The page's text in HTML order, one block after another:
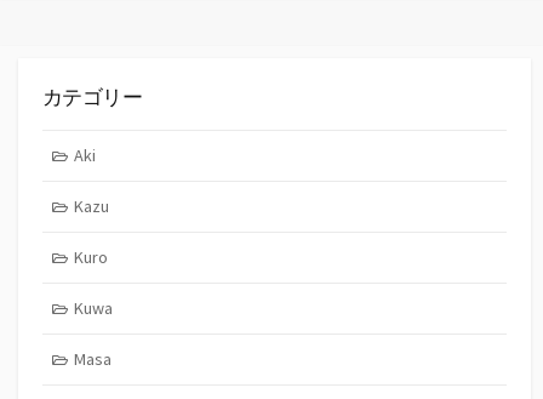
カテゴリー
Aki
Kazu
Kuro
Kuwa
Masa